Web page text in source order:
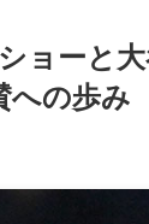
ョーと
への歩み